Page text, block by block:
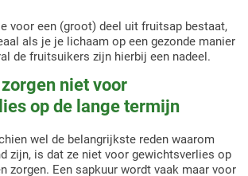
voor een (groot) deel uit fruitsap bestaat,
als je je lichaam op een gezonde manier
de fruitsuikers zijn hierbij een nadeel.
niet voor
op de lange termijn
wel de belangrijkste reden waarom
zijn, is dat ze niet voor gewichtsverlies op
zorgen. Een sapkuur wordt vaak maar voor